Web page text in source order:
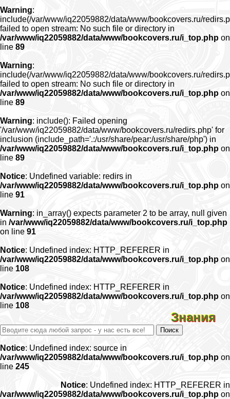
Warning:
include(/var/www/iq22059882/data/www/bookcovers.ru/
failed to open stream: No such file or directory in
/var/www/iq22059882/data/www/bookcovers.ru/i_top.php on
line 89
Warning:
include(/var/www/iq22059882/data/www/bookcovers.ru/
failed to open stream: No such file or directory in
/var/www/iq22059882/data/www/bookcovers.ru/i_top.php on
line 89
Warning: include(): Failed opening
'/var/www/iq22059882/data/www/bookcovers.ru/redirs.php' for
inclusion (include_path='.:/usr/share/pear:/usr/share/php') in
/var/www/iq22059882/data/www/bookcovers.ru/i_top.php on
line 89
Notice: Undefined variable: redirs in
/var/www/iq22059882/data/www/bookcovers.ru/i_top.php on
line 91
Warning: in_array() expects parameter 2 to be array, null given
in /var/www/iq22059882/data/www/bookcovers.ru/i_top.php
on line 91
Notice: Undefined index: HTTP_REFERER in
/var/www/iq22059882/data/www/bookcovers.ru/i_top.php on
line 108
Notice: Undefined index: HTTP_REFERER in
/var/www/iq22059882/data/www/bookcovers.ru/i_top.php on
line 108
Знания
Notice: Undefined index: source in
/var/www/iq22059882/data/www/bookcovers.ru/i_top.php on
line 245
Notice: Undefined index: HTTP_REFERER in
/var/www/iq22059882/data/www/bookcovers.ru/i_top.php on